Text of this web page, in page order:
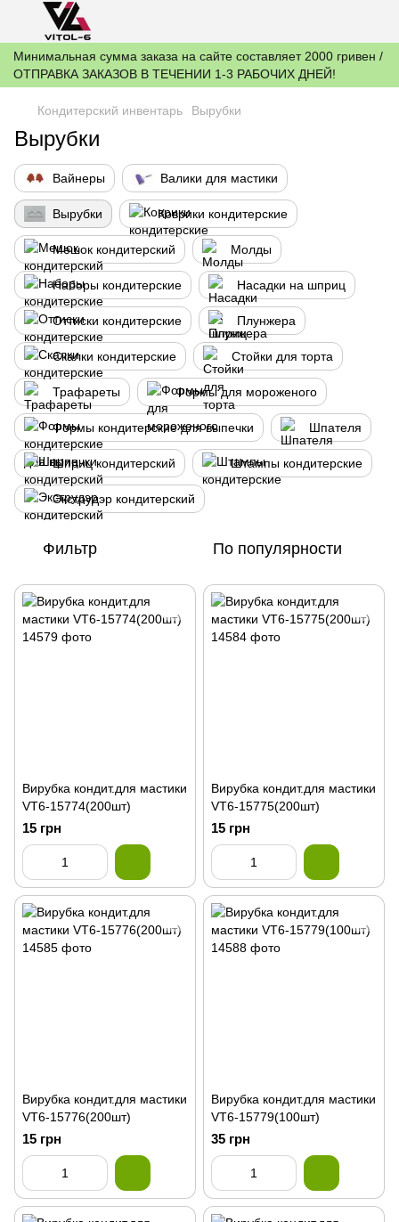
Минимальная сумма заказа на сайте составляет 2000 гривен /
ОТПРАВКА ЗАКАЗОВ В ТЕЧЕНИИ 1-3 РАБОЧИХ ДНЕЙ!
Кондитерский инвентарь Вырубки
Вырубки
Вайнеры Валики для мастики
Вырубки Коврики кондитерские
Мешок кондитерский Молды
Наборы кондитерские Насадки на шприц
Оттиски кондитерские Плунжера
Скалки кондитерские Стойки для торта
Трафареты Формы для мороженого
Формы кондитерские для выпечки Шпателя
Шприц кондитерский Штампы кондитерские
Экструдэр кондитерский
Фильтр По популярности
Вирубка кондит.для мастики
VT6-15774(200шт)
15 грн
Вирубка кондит.для мастики
VT6-15775(200шт)
15 грн
Вирубка кондит.для мастики
VT6-15776(200шт)
15 грн
Вирубка кондит.для мастики
VT6-15779(100шт)
35 грн